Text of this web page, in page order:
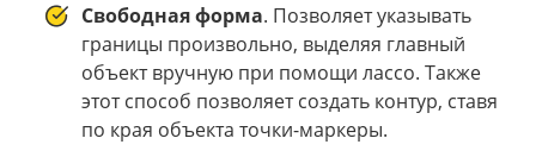
Свободная форма. Позволяет указывать
границы произвольно, выделяя главный
объект вручную при помощи лассо. Также
этот способ позволяет создать контур, ставя
по края объекта точки-маркеры.